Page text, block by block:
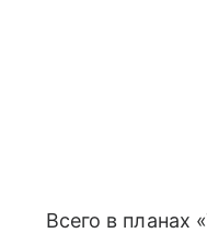
Всего в планах